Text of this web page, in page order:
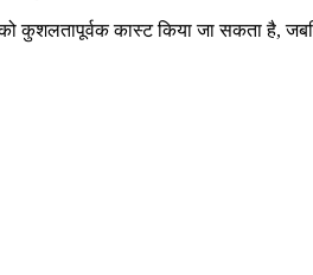
कुशलतापूर्वक कास्ट किया जा सकता है,